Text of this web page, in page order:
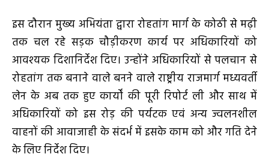
इस दौरान मुख्य अभियंता द्वारा रोहतांग मार्ग के कोठी से मढ़ी
तक चल रहे सड़क चौड़ीकरण कार्य पर अधिकारियों को
आवश्यक दिशानिर्देश दिए। उन्होंने अधिकारियों से पलचान से
रोहतांग तक बनाने वाले बनने वाले राष्ट्रीय राजमार्ग मध्यवर्ती
लेन के अब तक हुए कार्यों की पूरी रिपोर्ट ली और साथ में
अधिकारियों को इस रोड़ की पर्यटक एवं अन्य ज्वलनशील
वाहनों की आवाजाही के संदर्भ में इसके काम को और गति देने
के लिए निर्देश दिए।